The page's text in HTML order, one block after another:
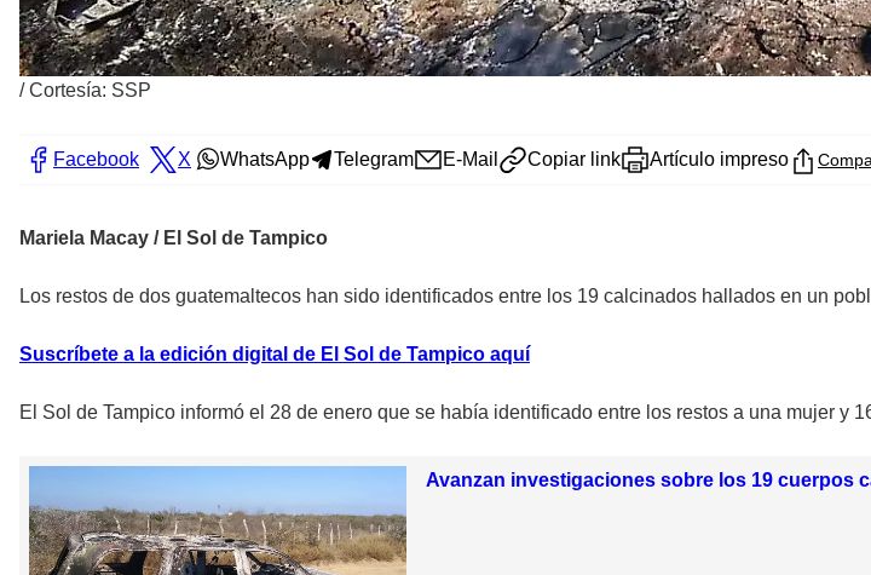
/Cortesía: SSP
Facebook X WhatsApp Telegram E-Mail Copiar link Artículo impreso
Mariela Macay / El Sol de Tampico
Los restos de dos guatemaltecos han sido identificados entre los 19 calcinados hallados en un
Suscríbete a la edición digital de El Sol de Tampico aquí
El Sol de Tampico informó el 28 de enero que se había identificado entre los restos a una mujer y
Avanzan investigaciones sobre los 19 cuerpos